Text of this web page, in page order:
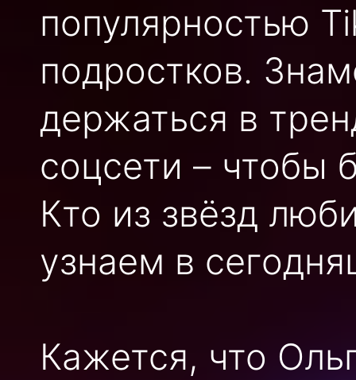
популярностью
подростков.
держаться в
соцсети – чтобы
Кто из звёзд
узнаем в
Кажется, что